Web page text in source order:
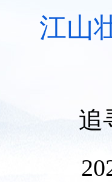
江山
追寻
2026